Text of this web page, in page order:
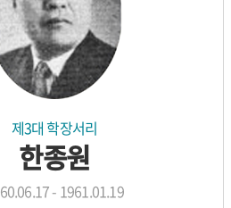
제3대 학장서리
한종원
- 1961.01.19